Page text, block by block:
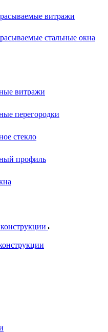
витражи
стальные окна
витражи
перегородки
стекло
профиль